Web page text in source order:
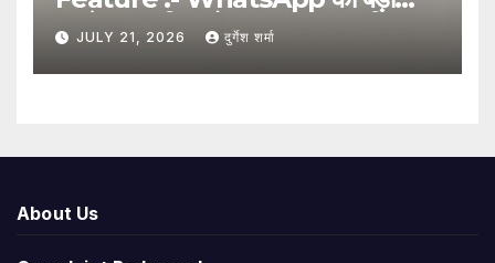
अपडेट, अब बिना मोबाइल नंबर साझा किए
यूजरनेम से हो सकेगा संपर्क
JULY 21, 2026 दुर्गेश शर्मा
About Us